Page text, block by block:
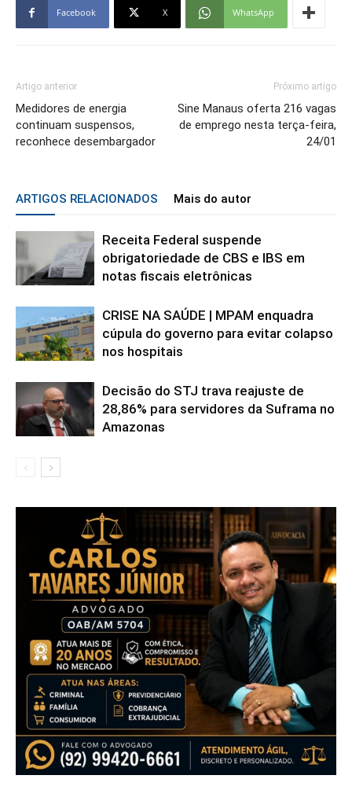
Facebook X WhatsApp
Artigo anterior
Medidores de energia
continuam suspensos,
reconhece desembargador
Próximo artigo
Sine Manaus oferta 216 vagas
de emprego nesta terça-feira,
24/01
ARTIGOS RELACIONADOS Mais do autor
Receita Federal suspende
obrigatoriedade de CBS e IBS em
notas fiscais eletrônicas
CRISE NA SAÚDE | MPAM enquadra
cúpula do governo para evitar colapso
nos hospitais
Decisão do STJ trava reajuste de
28,86% para servidores da Suframa no
Amazonas